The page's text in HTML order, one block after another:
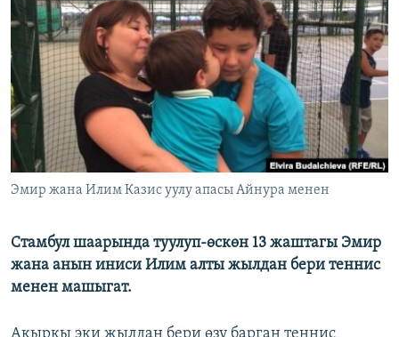
ЭЖЕ-СИҢДИЛЕР
АЗАТТЫК+
ЫҢГАЙСЫЗ СУРООЛОР
ЭЕ/АРнун бардык сайттары
Эмир жана Илим Казис уулу апасы Айнура менен
Стамбул шаарында туулуп-өскөн 13 жаштагы Эмир
жана анын иниси Илим алты жылдан бери теннис
менен машыгат.